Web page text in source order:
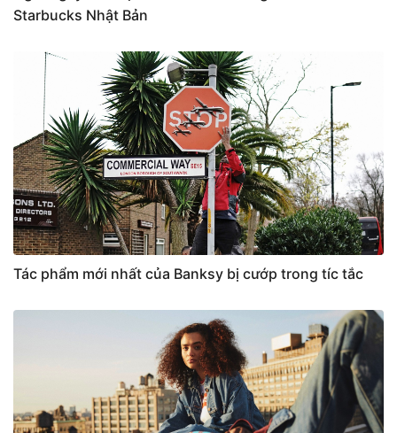
Starbucks Nhật Bản
Tác phẩm mới nhất của Banksy bị cướp trong tíc tắc